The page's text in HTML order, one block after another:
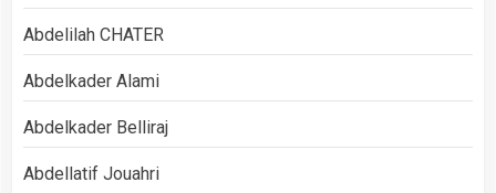
Abdelilah CHATER
Abdelkader Alami
Abdelkader Belliraj
Abdellatif Jouahri